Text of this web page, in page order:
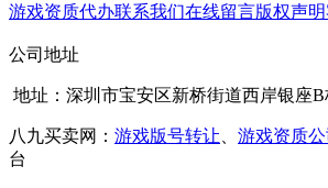
游戏资质代办联系我们在线留言版权声明
公司地址
地址：深圳市宝安区新桥街道西岸银座B
八九买卖网： 游戏版号转让 游戏资质
台